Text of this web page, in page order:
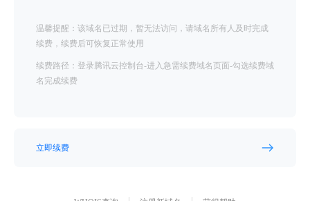
温馨提醒：该域名已过期，暂无法访问，请域名所有人及时完成
续费，续费后可恢复正常使用
续费路径：登录腾讯云控制台-进入急需续费域名页面-勾选续费域
名完成续费
立即续费